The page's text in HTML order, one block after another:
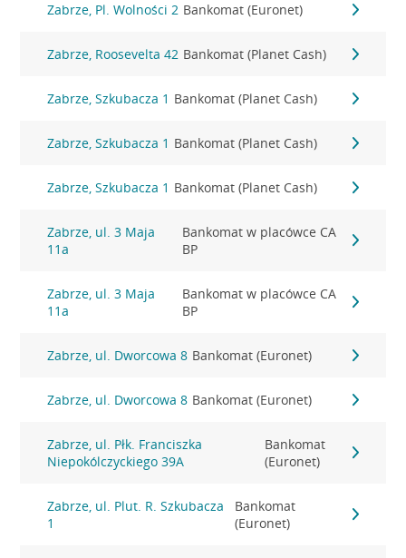
Zabrze, Pl. Wolności 2 Bankomat (Euronet)
Zabrze, Roosevelta 42 Bankomat (Planet Cash)
Zabrze, Szkubacza 1 Bankomat (Planet Cash)
Zabrze, Szkubacza 1 Bankomat (Planet Cash)
Zabrze, Szkubacza 1 Bankomat (Planet Cash)
Zabrze, ul. 3 Maja
11a
Bankomat w placówce CA
BP
Zabrze, ul. 3 Maja
11a
Bankomat w placówce CA
BP
Zabrze, ul. Dworcowa 8 Bankomat (Euronet)
Zabrze, ul. Dworcowa 8 Bankomat (Euronet)
Zabrze, ul. Płk. Franciszka
Niepokólczyckiego 39A
Bankomat
(Euronet)
Zabrze, ul. Plut. R. Szkubacza
1
Bankomat
(Euronet)